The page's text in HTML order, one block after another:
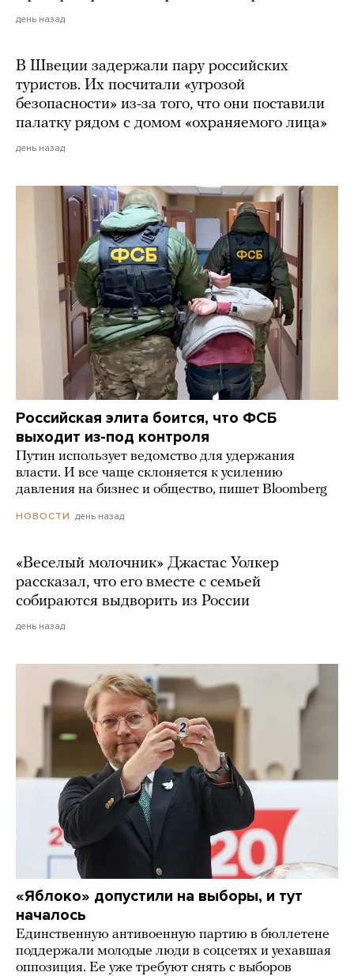
день назад
В Швеции задержали пару российских
туристов. Их посчитали «угрозой
безопасности» из-за того, что они поставили
палатку рядом с домом «охраняемого лица»
день назад
Российская элита боится, что ФСБ
выходит из-под контроля
Путин использует ведомство для удержания
власти. И все чаще склоняется к усилению
давления на бизнес и общество, пишет Bloomberg
НОВОСТИ день назад
«Веселый молочник» Джастас Уолкер
рассказал, что его вместе с семьей
собираются выдворить из России
день назад
«Яблоко» допустили на выборы, и тут
началось
Единственную антивоенную партию в бюллетене
поддержали молодые люди в соцсетях и уехавшая
оппозиция. Ее уже требуют снять с выборов